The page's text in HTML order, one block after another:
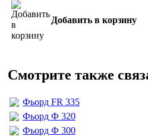
Добавить в корзину
Смотрите также
Фьорд FR 335
Фьорд Ф 320
Фьорд Ф 300